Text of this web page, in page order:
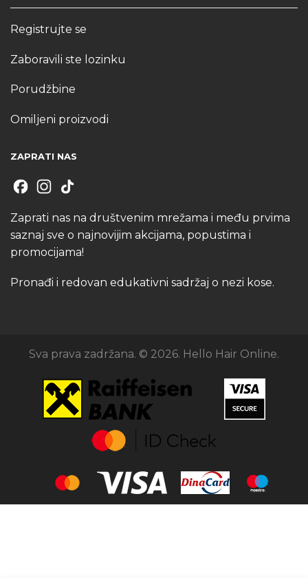
Registrujte se
Zaboravili ste lozinku
Porudžbine
Omiljeni proizvodi
ZAPRATI NAS
Zaprati nas na društvenim mrežama i među prvima
saznaj sve o najnovijim akcijama, popustima i
promocijama!
Pronađi i redovan edukativni sadržaj o nezi kose.
Sva prava zadržana. © 2026. Hello Hair Online.